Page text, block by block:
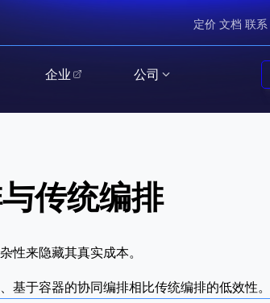
定价 文档 联系
企业 公司
传统编排
性来隐藏其真实成本。
于容器的协同编排相比传统编排的低效性。